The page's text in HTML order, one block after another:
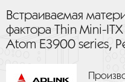
Встраиваемая
фактора Thin Mini-
Atom E3900 series,